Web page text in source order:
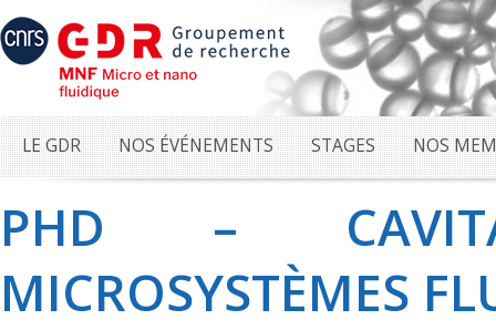
LE GDR NOS ÉVÉNEMENTS STAGES NOS
PHD –
MICROSYSTÈMES